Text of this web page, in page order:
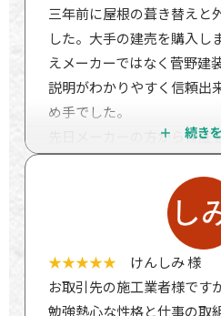
三年前に屋根の葺き替えと
した。大手の建売を購入し
えメーカーではなく菅野建
説明がわかりやすく信頼出
め手でした。
先日メーカーの方から保証
したいとのことで、検査を
結果が出ましたので報告さ
一時間弱、基礎、外装、屋
り等くまなく調べていただ
なし。
とても細かいところまでき
★★★★★ けんしみ 様
お取引先の施工業者様です
勉強熱心な性格と仕事の取